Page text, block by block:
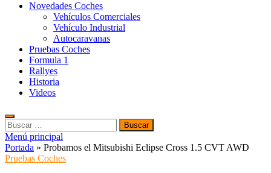
Novedades Coches
Vehículos Comerciales
Vehículo Industrial
Autocaravanas
Pruebas Coches
Formula 1
Rallyes
Historia
Videos
Buscar:
Menú principal
Portada » Probamos el Mitsubishi Eclipse Cross 1.5 CVT AWD
Pruebas Coches